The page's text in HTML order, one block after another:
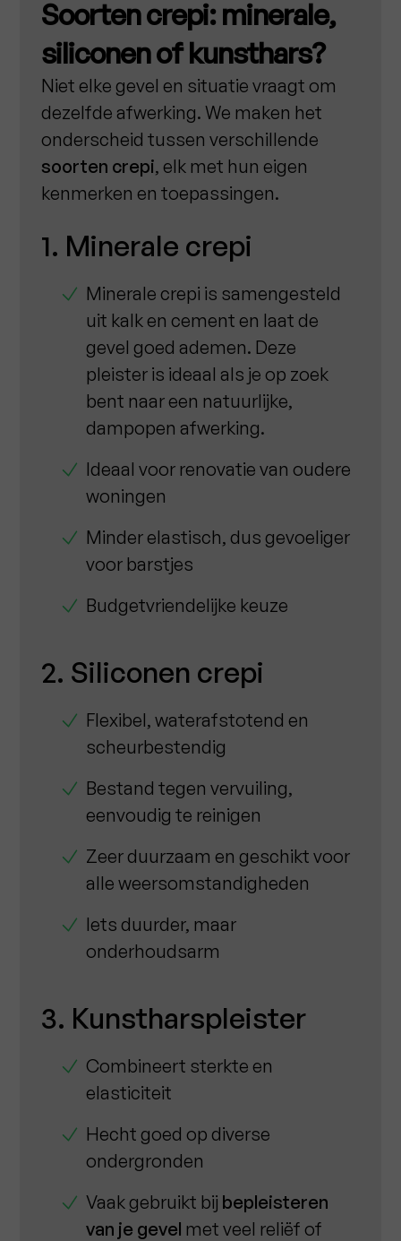
Soorten crepi: minerale,
siliconen of kunsthars?
Niet elke gevel en situatie vraagt om
dezelfde afwerking. We maken het
onderscheid tussen verschillende
soorten crepi, elk met hun eigen
kenmerken en toepassingen.
1. Minerale crepi
Minerale crepi is samengesteld
uit kalk en cement en laat de
gevel goed ademen. Deze
pleister is ideaal als je op zoek
bent naar een natuurlijke,
dampopen afwerking.
Ideaal voor renovatie van oudere
woningen
Minder elastisch, dus gevoeliger
voor barstjes
Budgetvriendelijke keuze
2. Siliconen crepi
Flexibel, waterafstotend en
scheurbestendig
Bestand tegen vervuiling,
eenvoudig te reinigen
Zeer duurzaam en geschikt voor
alle weersomstandigheden
Iets duurder, maar
onderhoudsarm
3. Kunstharspleister
Combineert sterkte en
elasticiteit
Hecht goed op diverse
ondergronden
Vaak gebruikt bij bepleisteren
van je gevel met veel reliëf of